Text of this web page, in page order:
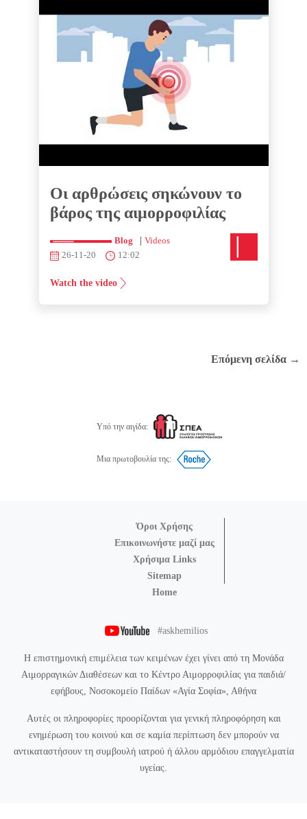
Οι αρθρώσεις σηκώνουν το
βάρος της αιμορροφιλίας
Blog | Videos
26-11-20
12:02
Watch the video
Επόμενη σελίδα →
Υπό την αιγίδα:
Μια πρωτοβουλία της:
Όροι Χρήσης
Επικοινωνήστε μαζί μας
Χρήσιμα Links
Sitemap
Home
#askhemilios
Η επιστημονική επιμέλεια των κειμένων έχει γίνει από τη Μονάδα
Αιμορραγικών Διαθέσεων και το Κέντρο Αιμορροφιλίας για παιδιά/
εφήβους, Νοσοκομείο Παίδων «Αγία Σοφία», Αθήνα
Αυτές οι πληροφορίες προορίζονται για γενική πληροφόρηση και
ενημέρωση του κοινού και σε καμία περίπτωση δεν μπορούν να
αντικαταστήσουν τη συμβουλή ιατρού ή άλλου αρμόδιου επαγγελματία
υγείας.